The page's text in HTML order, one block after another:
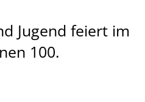
Jugend feiert im
100.